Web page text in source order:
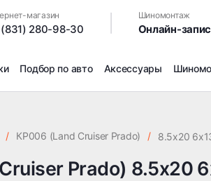
магазин
280-98-30
Шиномонтаж
Онлайн-
Подбор по авто Аксессуары
Сезонное
/ КР006 (Land Cruiser Prado) / 8.5x20
Prado) 8.5x20